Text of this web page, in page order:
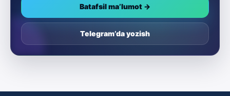
Batafsil ma’lumot →
Telegram’da yozish